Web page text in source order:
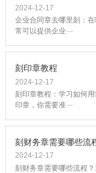
2024-12-17
企业合同章去哪里刻：
常可以提供企业···
刻印章教程
2024-12-17
刻印章教程：学习如何
印章，你需要准···
刻财务章需要哪些流
2024-12-17
刻财务章需要哪些流程